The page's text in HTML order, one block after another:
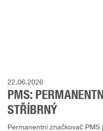
22.06.2026
PMS:
STŘÍBRNÝ
Permanentní značkovač